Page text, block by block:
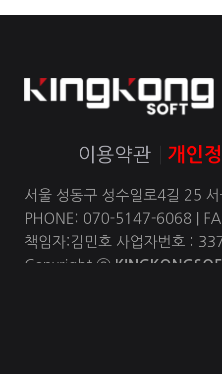
이용약관 개인
서울 성동구 성수일로4길 25
PHONE: 070-5147-6068 |
책임자:김민호 사업자번호 :
Copyright ⓒ